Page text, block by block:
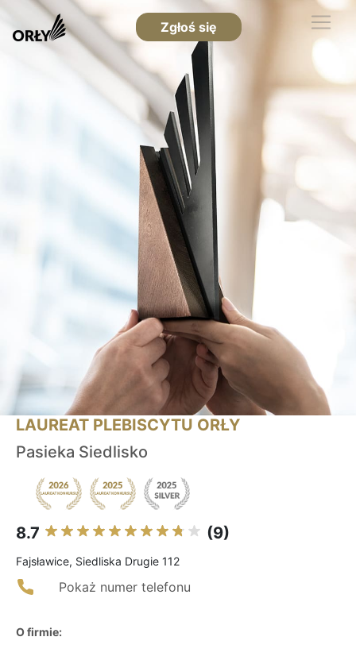
Zgłoś się
LAUREAT PLEBISCYTU ORŁY
Pasieka Siedlisko
8.7 (9)
Fajsławice, Siedliska Drugie 112
Pokaż numer telefonu
O firmie: